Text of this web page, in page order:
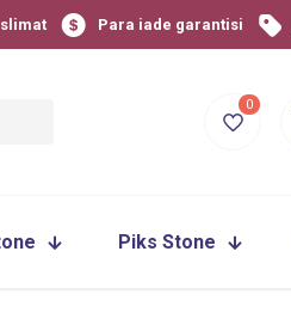
Para iade garantisi
0
Piks Stone